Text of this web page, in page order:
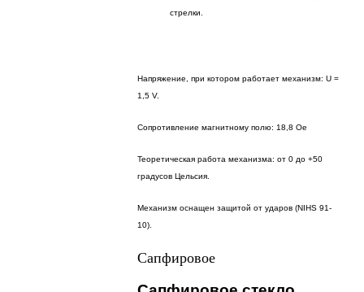
стрелки.
Напряжение, при котором работает механизм: U =
1,5 V.
Сопротивление магнитному полю: 18,8 Oe
Теоретическая работа механизма: от 0 до +50
градусов Цельсия.
Механизм оснащен защитой от ударов (NIHS 91-
10).
Сапфировое